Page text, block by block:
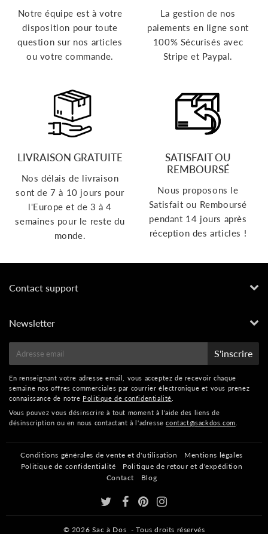
Notre équipe est à votre
disposition pour toute
question sur nos articles
ou votre commande.
La gestion de nos
paiements en ligne sont
100% Sécurisés avec
Stripe et Paypal.
LIVRAISON GRATUITE
Nos délais de livraison
sont de 7 à 10 jours pour
l'Europe et de 3 à 4
semaines pour le reste du
monde.
SATISFAIT OU
REMBOURSÉ
Nous proposons le
Satisfait ou Remboursé
pendant 14 jours après
réception des articles !
Contact support
Newsletter
mail
S'inscrire
En renseignant votre adresse email, vous acceptez de recevoir chaque
semaine nos offres commerciales par courrier électronique et vous prenez
connaissance de notre Politique de confidentialité
Vous pouvez vous désinscrire à tout moment à l'aide des liens de
désinscription ou en nous contactant à l'adressecontact@sackdos.com
Conditions générales de vente et d'utilisation
Mentions légales
Politique de confidentialité
Politique de retour et d'expédition
Contact
Blog
© 2026 Sac à Dos - Tous droits réservés